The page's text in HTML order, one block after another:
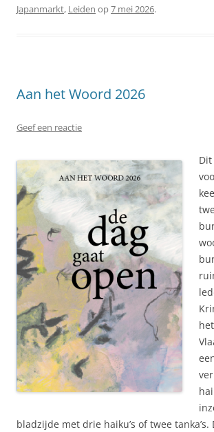
Japanmarkt, Leiden op7 mei 2026.
Aan het Woord 2026
Geef een reactie
bladzijde met drie haiku’s of twee